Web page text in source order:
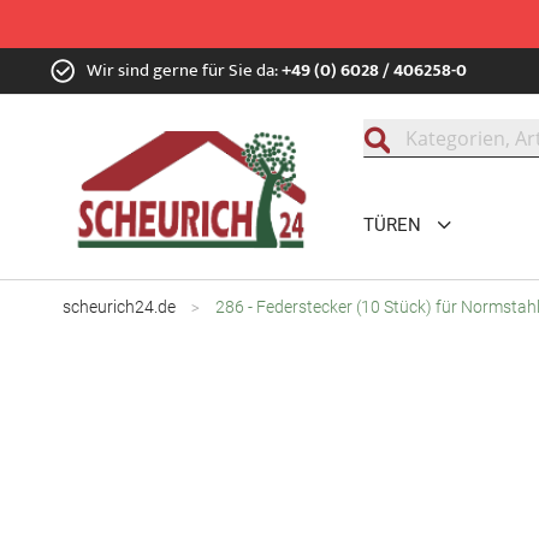
Zum
Inhalt Wir sind gerne für Sie da:+49 (0) 6028 / 406258-0
TÜREN
scheurich24.de 286 - Federstecker (10 Stück) für